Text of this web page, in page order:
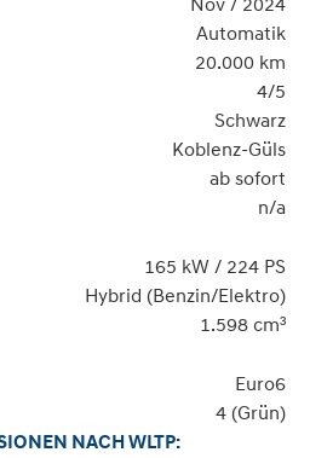
Automatik
20.000 km
4/5
Schwarz
Koblenz-Güls
ab sofort
n/a
165 kW / 224 PS
Hybrid (Benzin/Elektro)
1.598 cm³
Euro6
4 (Grün)
NACH WLTP: